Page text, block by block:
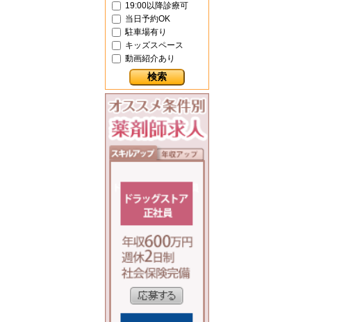
19:00以降診療可
当日予約OK
駐車場有り
キッズスペース
動画紹介あり